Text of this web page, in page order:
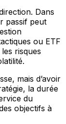
Dans
passif peut
ou ETF
risques
mais d’avoir
la durée
du
objectifs à